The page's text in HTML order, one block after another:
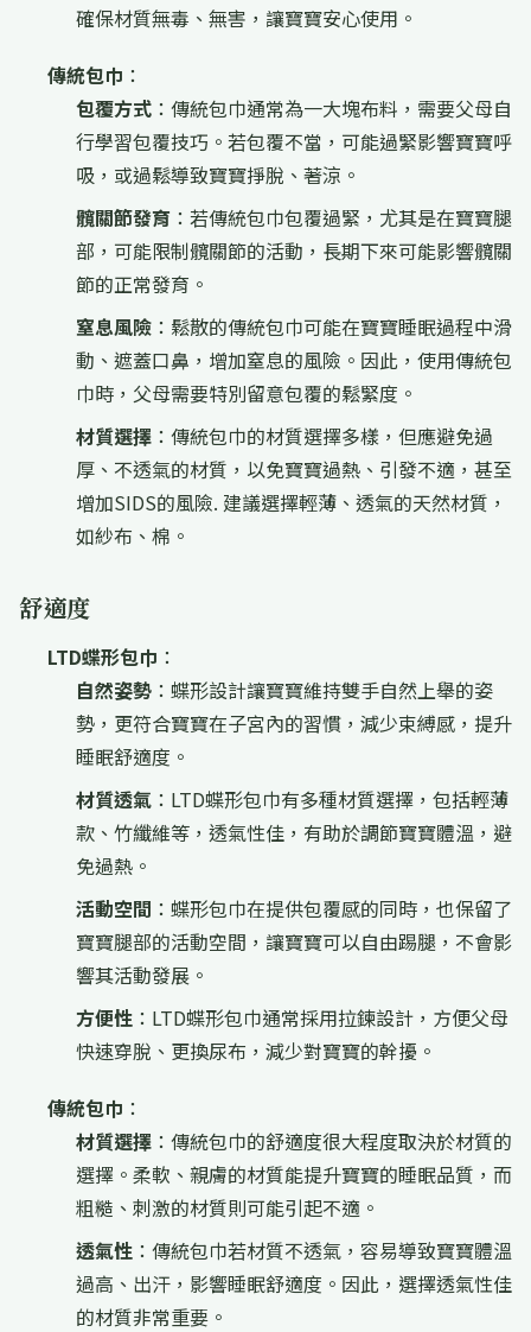
確保材質無毒、無害，讓寶寶安心使用。
傳統包巾 ：
包覆方式 ：傳統包巾通常為一大塊布料，需要父母自
行學習包覆技巧。若包覆不當，可能過緊影響寶寶呼
吸，或過鬆導致寶寶掙脫、著涼。
髖關節發育 ：若傳統包巾包覆過緊，尤其是在寶寶腿
部，可能限制髖關節的活動，長期下來可能影響髖關
節的正常發育。
窒息風險 ：鬆散的傳統包巾可能在寶寶睡眠過程中滑
動、遮蓋口鼻，增加窒息的風險。因此，使用傳統包
巾時，父母需要特別留意包覆的鬆緊度。
材質選擇 ：傳統包巾的材質選擇多樣，但應避免過
厚、不透氣的材質，以免寶寶過熱、引發不適，甚至
增加SIDS的風險. 建議選擇輕薄、透氣的天然材質，
如紗布、棉。
舒適度
LTD蝶形包巾 ：
自然姿勢 ：蝶形設計讓寶寶維持雙手自然上舉的姿
勢，更符合寶寶在子宮內的習慣，減少束縛感，提升
睡眠舒適度。
材質透氣 ：LTD蝶形包巾有多種材質選擇，包括輕薄
款、竹纖維等，透氣性佳，有助於調節寶寶體溫，避
免過熱。
活動空間 ：蝶形包巾在提供包覆感的同時，也保留了
寶寶腿部的活動空間，讓寶寶可以自由踢腿，不會影
響其活動發展。
方便性 ：LTD蝶形包巾通常採用拉鍊設計，方便父母
快速穿脫、更換尿布，減少對寶寶的幹擾。
傳統包巾 ：
材質選擇 ：傳統包巾的舒適度很大程度取決於材質的
選擇。柔軟、親膚的材質能提升寶寶的睡眠品質，而
粗糙、刺激的材質則可能引起不適。
透氣性 ：傳統包巾若材質不透氣，容易導致寶寶體溫
過高、出汗，影響睡眠舒適度。因此，選擇透氣性佳
的材質非常重要。